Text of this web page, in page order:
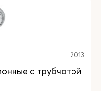
2013
с трубчатой